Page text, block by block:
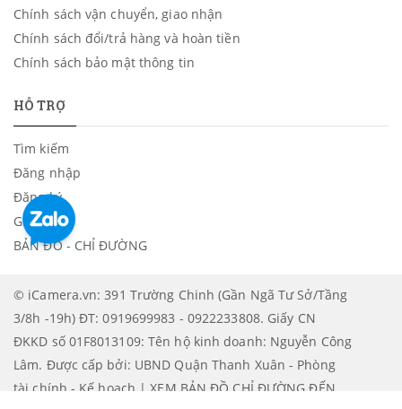
Chính sách vận chuyển, giao nhận
Chính sách đổi/trả hàng và hoàn tiền
Chính sách bảo mật thông tin
HỖ TRỢ
Tìm kiếm
Đăng nhập
Đăng ký
Giỏ hàng
BẢN ĐỒ - CHỈ ĐƯỜNG
© iCamera.vn: 391 Trường Chinh (Gần Ngã Tư Sở/Tầng
3/8h -19h) ĐT: 0919699983 - 0922233808. Giấy CN
ĐKKD số 01F8013109: Tên hộ kinh doanh: Nguyễn Công
Lâm. Được cấp bởi: UBND Quận Thanh Xuân - Phòng
tài chính - Kế hoạch | XEM BẢN ĐỒ CHỈ ĐƯỜNG ĐẾN